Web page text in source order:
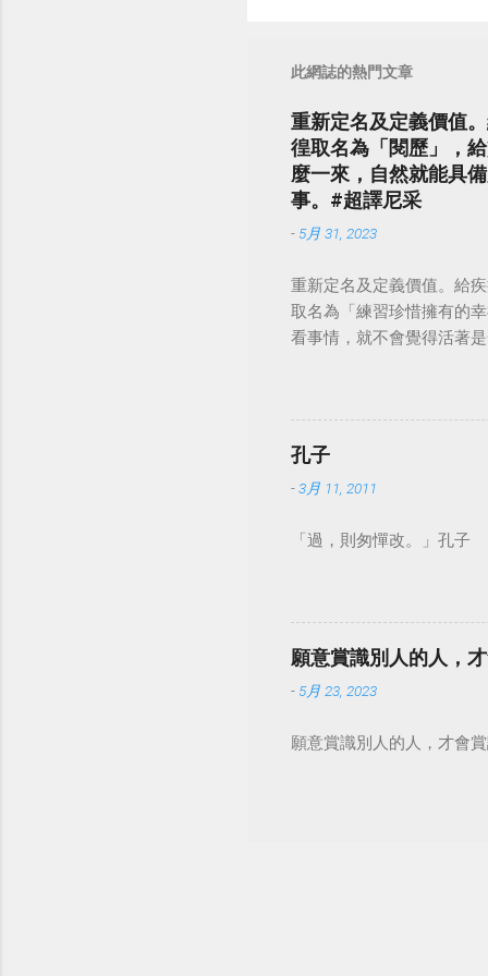
此網誌的熱門文章
重新定名及定義價值
徨取名為「閱歷」，
麼一來，自然就能具
事。#超譯尼采
- 5月 31, 2023
重新定名及定義價值。給
取名為「練習珍惜擁有的
看事情，就不會覺得活著
孔子
-3月 11, 2011
「過，則匆憚改。」孔子
願意賞識別人的人，
- 5月 23, 2023
願意賞識別人的人，才會